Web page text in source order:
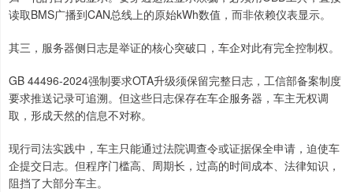
读取BMS广播到CAN总线上的原始kWh数值，而非依赖仪表显示。
其三，服务器侧日志是举证的核心突破口，车企对此有完全控制权。
GB 44496-2024强制要求OTA升级须保留完整日志，工信部备案制度
要求推送记录可追溯。但这些日志保存在车企服务器，车主无权调
取，形成天然的信息不对称。
现行司法实践中，车主只能通过法院调查令或证据保全申请，迫使车
企提交日志。但程序门槛高、周期长，过高的时间成本、法律知识，
阻挡了大部分车主。